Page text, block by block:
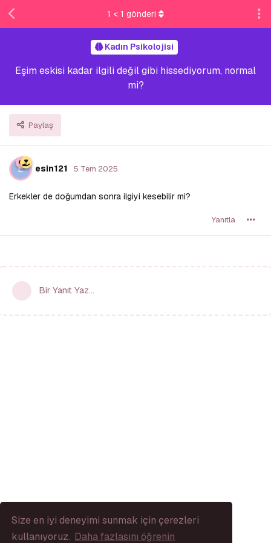
Size en iyi deneyimi sunmak için çerezleri
kullanıyoruz. Daha fazlasını öğrenin
Kadın Psikolojisi
Eşim eskisi kadar ilgili değil gibi hissediyorum, normal
mi?
Paylaş
1 < 1 gönderi
E esin121 5 Tem 2025
Erkekler de doğumdan sonra ilgiyi kesebilir mi?
Yanıtla
Bir Yanıt Yaz...